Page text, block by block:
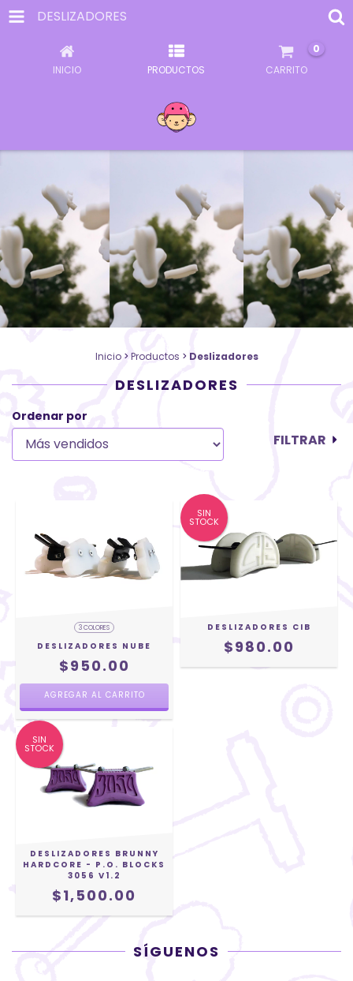
DESLIZADORES
INICIO PRODUCTOS CARRITO
0
Inicio > Productos > Deslizadores
DESLIZADORES
Ordenar por
FILTRAR
3 COLORES
DESLIZADORES NUBE
$950.00
AGREGAR AL CARRITO
SIN
STOCK
DESLIZADORES CIB
$980.00
SIN
STOCK
DESLIZADORES BRUNNY
HARDCORE - P.O. BLOCKS
3056 V1.2
$1,500.00
SÍGUENOS